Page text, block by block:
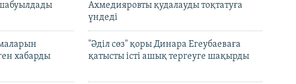
Ахмедияровты қудалауды тоқтатуға
үндеді
хабарды
"Әділ сөз" қоры Динара Егеубаеваға
қатысты істі ашық тергеуге шақырды